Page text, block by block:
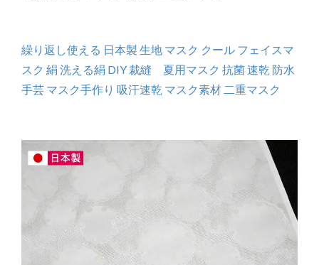
繰り返し使える 日本製 生地 マスク クール フェイスマ
スク 絹 洗える絹 DIY 裁縫 夏用マスク 抗菌 速乾 防水
手芸 マスク手作り 吸汗速乾 マスク素材 二重マスク